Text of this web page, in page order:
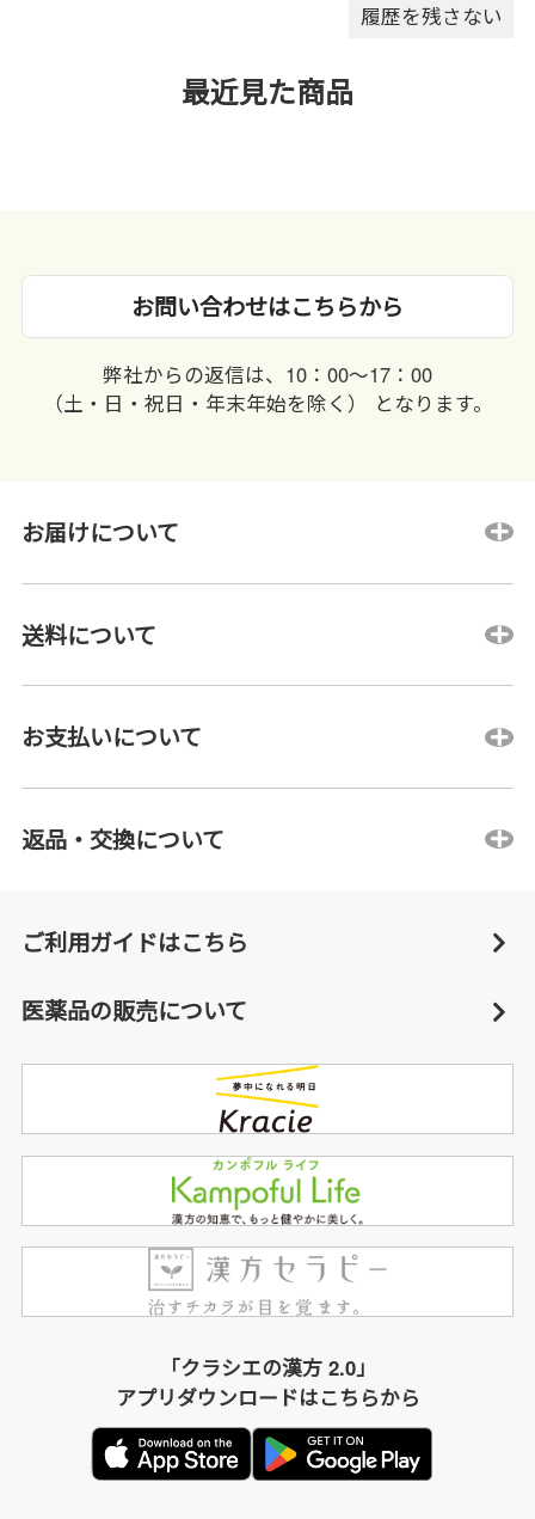
履歴を残さない
最近見た商品
お問い合わせはこちらから
弊社からの返信は、10：00〜17：00
（土・日・祝日・年末年始を除く） となります。
お届けについて
送料について
お支払いについて
返品・交換について
ご利用ガイドはこちら
医薬品の販売について
「クラシエの漢方 2.0」
アプリダウンロードはこちらから